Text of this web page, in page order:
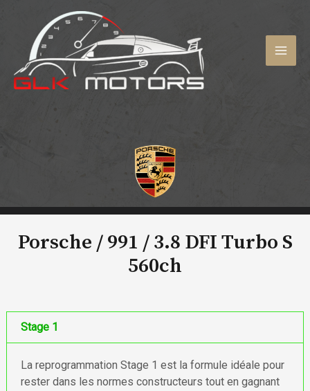
contenu
Porsche / 991 /3.8 DFI Turbo S
560ch
Stage 1
La reprogrammation Stage 1 est la formule idéale pour
rester dans les normes constructeurs tout en gagnant